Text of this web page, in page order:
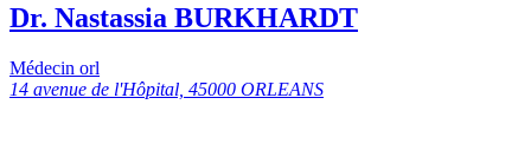
Dr. Nastassia BURKHARDT
Médecin orl
14 avenue de l'Hôpital, 45000 ORLEANS